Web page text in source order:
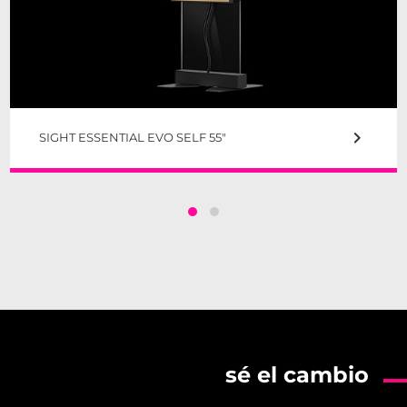
SIGHT ESSENTIAL EVO SELF 55" keyboard_arrow_right
sé el cambio